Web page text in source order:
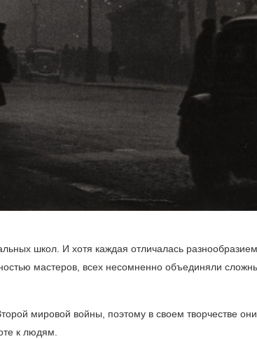
школ. И хотя каждая отличалась разнообразием
мастеров, всех несомненно объединяли
мировой войны, поэтому в своем творчестве они
к людям.